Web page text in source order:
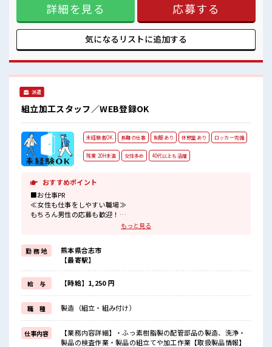
環境が整っています！ イチからスキルUP・ステップUP目指
していきましょう！ ≪自分に向いている仕事が探せる≫ 困っ
た事などがあれば、 担当がしっかりサポートします！ ■職場
の雰囲気 少人数ですぐに馴染むことができそう♪ アットホー
ムな環境☆ 20代が多数活躍中！ 社会人経験が浅くてもOK！
見！
詳細を見る 応募する
気になるリストに追加する
派遣
組立加工スタッフ／WEB登録OK
未経験者OK 長期の仕事 制服あり 休憩室あり ロッカー完備
残業 20H未満 女性多め 40代以上も活躍
おすすめポイント
■お仕事PR
≪女性も仕事をしやすい職場≫
もちろん男性の応募も歓迎！
≪1日1時間程の残業で収入アップ≫
ほどよく稼げます♪
≪機能的な制服アリ≫
制服があるので、
毎日の服装の悩み解消♪
≪初めての仕事だけど自分にもできそう≫
新しいことにチャレンジするのは不安だけど、
しっかり働く環境が整っています！
イチからスキルUP・ステップUP目指していきましょう！
≪自分に向いている仕事が探せる≫
困った事などがあれば、
担当がしっかりサポートします！
もっと見る
勤 務 地
熊本県合志市
【最寄駅】
給 与 【時給】1,250 円
職 種 製造（組立・組み付け）
仕事内容
【業務内容詳細】・ふっ素樹脂製の配管部品の製造、洗浄・
製品の検査作業・製品の組立てや加工作業【取扱製品情報】